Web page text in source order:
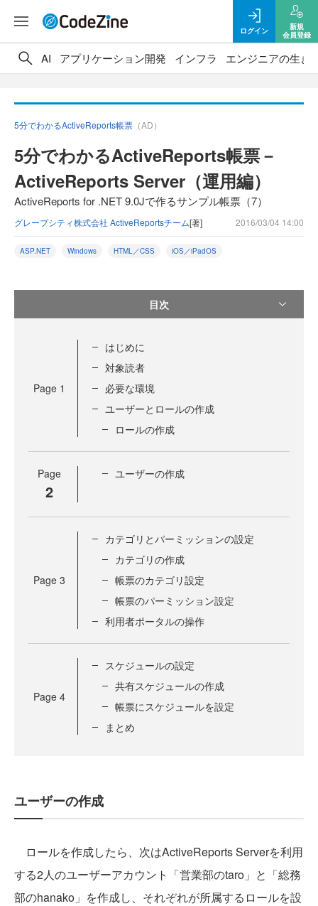
ログイン
新規
会員登録
AI アプリケーション開発 インフラ エンジニアの生き
5分でわかるActiveReports帳票 （AD）
5分でわかるActiveReports帳票－
ActiveReports Server（運用編）
ActiveReports for .NET 9.0Jで作るサンプル帳票（7）
グレープシティ株式会社 ActiveReportsチーム[著] 2016/03/04 14:00
ASP.NET Windows HTML／CSS iOS／iPadOS
目次
Page 1
はじめに
対象読者
必要な環境
ユーザーとロールの作成
ロールの作成
Page
2
ユーザーの作成
Page 3
カテゴリとパーミッションの設定
カテゴリの作成
帳票のカテゴリ設定
帳票のパーミッション設定
利用者ポータルの操作
Page 4
スケジュールの設定
共有スケジュールの作成
帳票にスケジュールを設定
まとめ
ユーザーの作成
ロールを作成したら、次はActiveReports Serverを利用
する2人のユーザーアカウント「営業部のtaro」と「総務
部のhanako」を作成し、それぞれが所属するロールを設